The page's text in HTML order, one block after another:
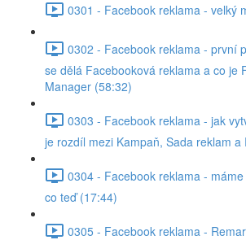
0301 - Facebook reklama - velký
0302 - Facebook reklama - první
se dělá Facebooková reklama a co je
Manager (58:32)
0303 - Facebook reklama - jak
je rozdíl mezi Kampaň, Sada reklam a
0304 - Facebook reklama -
co teď (17:44)
0305 - Facebook reklama -